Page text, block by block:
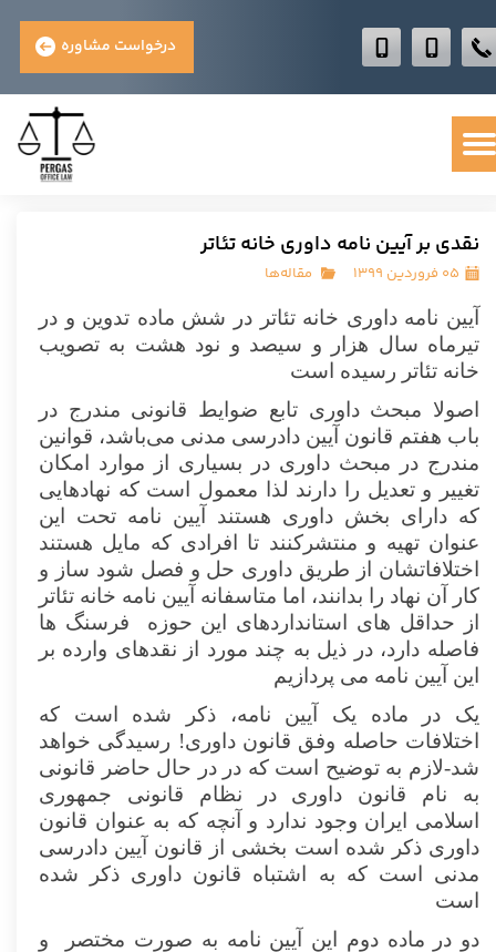
درخواست مشاوره
نقدی بر آیین نامه داوری خانه تئاتر
۰۵ فروردین ۱۳۹۹ مقاله‌ها
آیین نامه داوری خانه تئاتر در شش ماده تدوین و در
تیرماه سال هزار و سیصد و نود هشت به تصویب
خانه تئاتر رسیده است
اصولا مبحث داوری تابع ضوایط قانونی مندرج در
باب هفتم قانون آیین دادرسی مدنی می‌باشد، قوانین
مندرج در مبحث داوری در بسیاری از موارد امکان
تغییر و تعدیل را دارند لذا معمول است که نهادهایی
که دارای بخش داوری هستند آیین نامه تحت این
عنوان تهیه و منتشرکنند تا افرادی که مایل هستند
اختلافاتشان از طریق داوری حل و فصل شود ساز و
کار آن نهاد را بدانند، اما متاسفانه آیین نامه خانه تئاتر
از حداقل های استانداردهای این حوزه فرسنگ ها
فاصله دارد، در ذیل به چند مورد از نقدهای وارده بر
این آیین نامه می پردازیم
یک در ماده یک آیین نامه، ذکر شده است که
اختلافات حاصله وفق قانون داوری! رسیدگی خواهد
شد-لازم به توضیح است که در در حال حاضر قانونی
به نام قانون داوری در نظام قانونی جمهوری
اسلامی ایران وجود ندارد و آنچه که به عنوان قانون
داوری ذکر شده است بخشی از قانون آیین دادرسی
مدنی است که به اشتباه قانون داوری ذکر شده
است
دو در ماده دوم این آیین نامه به صورت مختصر و